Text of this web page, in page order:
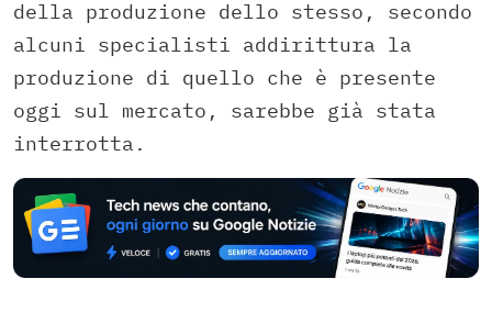
della produzione dello stesso, secondo
alcuni specialisti addirittura la
produzione di quello che è presente
oggi sul mercato, sarebbe già stata
interrotta.